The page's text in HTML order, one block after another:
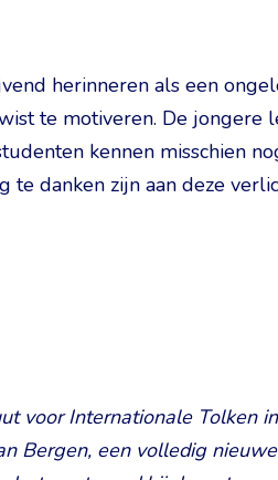
herinneren als een
te motiveren. De jongere
kennen misschien
danken zijn aan deze
voor Internationale Tolken
Bergen, een volledig